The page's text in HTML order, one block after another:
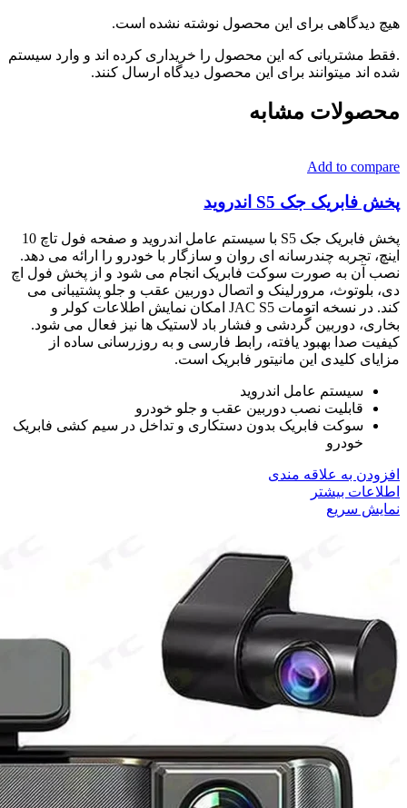
هیچ دیدگاهی برای این محصول نوشته نشده است.
.فقط مشتریانی که این محصول را خریداری کرده اند و وارد سیستم
شده اند میتوانند برای این محصول دیدگاه ارسال کنند.
محصولات مشابه
Add to compare
پخش فابریک جک S5 اندروید
پخش فابریک جک S5 با سیستم عامل اندروید و صفحه فول تاچ 10
اینچ، تجربه چندرسانه ای روان و سازگار با خودرو را ارائه می دهد.
نصب آن به صورت سوکت فابریک انجام می شود و از پخش فول اچ
دی، بلوتوث، مرورلینک و اتصال دوربین عقب و جلو پشتیبانی می
کند. در نسخه اتومات JAC S5 امکان نمایش اطلاعات کولر و
بخاری، دوربین گردشی و فشار باد لاستیک ها نیز فعال می شود.
کیفیت صدا بهبود یافته، رابط فارسی و به روزرسانی ساده از
مزایای کلیدی این مانیتور فابریک است.
سیستم عامل اندروید
قابلیت نصب دوربین عقب و جلو خودرو
سوکت فابریک بدون دستکاری و تداخل در سیم کشی فابریک
خودرو
افزودن به علاقه مندی
اطلاعات بیشتر
نمایش سریع